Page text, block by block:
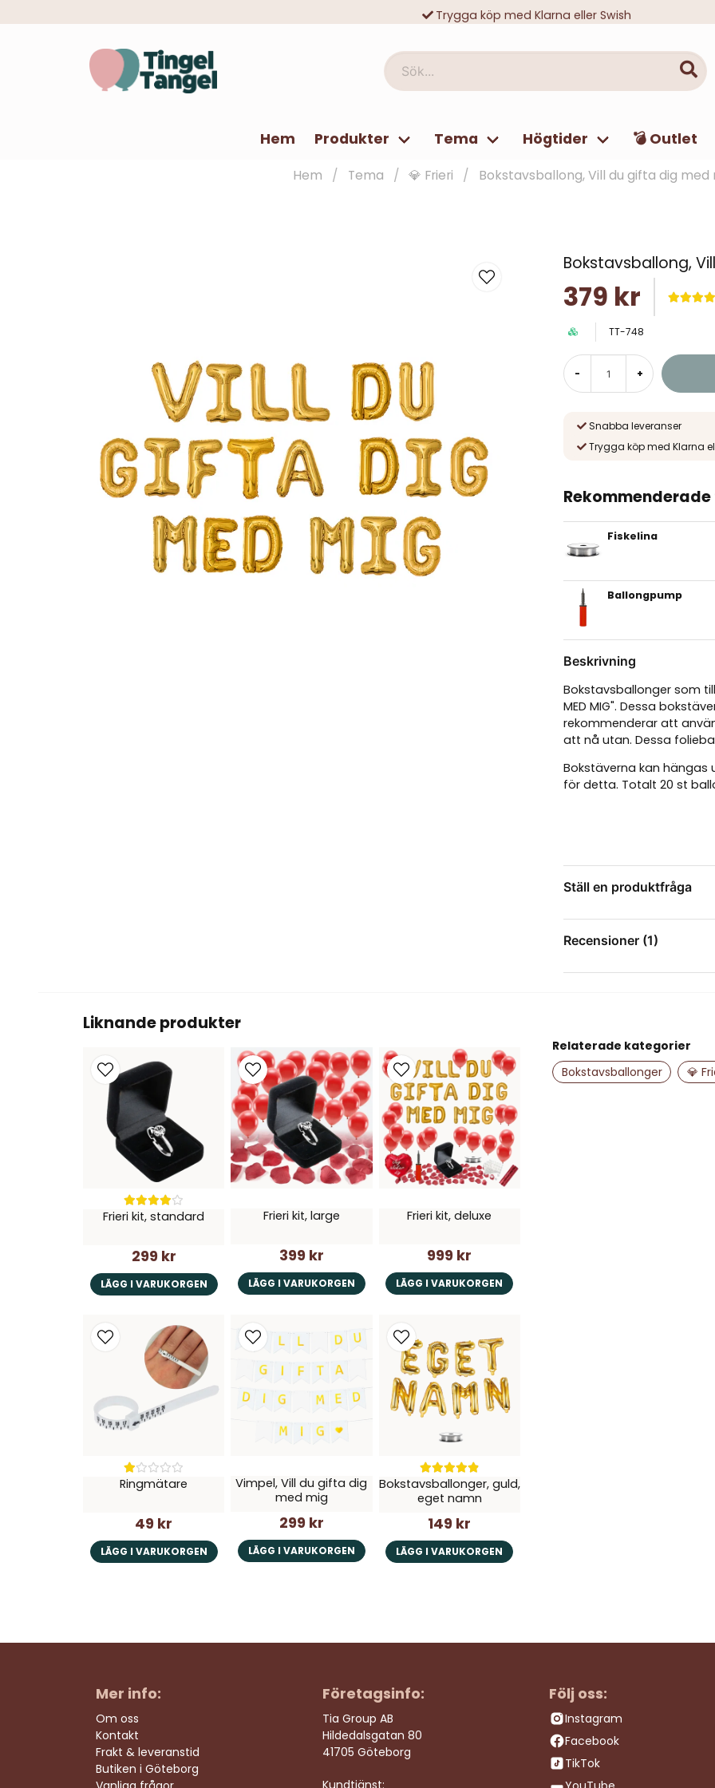
Trygga köp med Klarna eller Swish
Sök...
Hem Produkter Tema Högtider 💣 Outlet
Hem Tema 💎 Frieri Bokstavsballong, Vill du gifta dig med
Bokstavsballong,
379 kr
TT-748
- +
Snabba leveranser
Trygga köp med Klarna
Fiskelina
Ballongpump
Beskrivning
Bokstavsballonger som
MED MIG". Dessa
rekommenderar att
att nå utan. Dessa
Bokstäverna kan hängas
för detta. Totalt 20 st
Ställ en produktfråga
Fråga oss något om
Recensioner (1)
Liknande produkter
Frieri kit, standard
299 kr
LÄGG I VARUKORGEN
Frieri kit, large
399 kr
LÄGG I VARUKORGEN
Frieri kit, deluxe
999 kr
LÄGG I VARUKORGEN
Ringmätare
49 kr
LÄGG I VARUKORGEN
Vimpel, Vill du gifta dig
med mig
299 kr
LÄGG I VARUKORGEN
Bokstavsballonger, guld,
eget namn
149 kr
LÄGG I VARUKORGEN
Relaterade kategorier
Bokstavsballonger
💎
Mer info:
Om oss
Kontakt
Frakt & leveranstid
Butiken i Göteborg
Företagsinfo:
Tia Group AB
Hildedalsgatan 80
41705 Göteborg
Följ oss:
Instagram
Facebook
TikTok